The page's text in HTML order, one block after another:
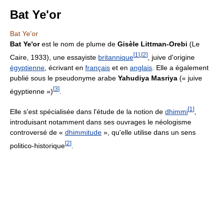
Bat Ye'or
Bat Ye'or
Bat Ye'orest le nom de plume de Gisèle Littman-Orebi (Le
Caire, 1933), une essayiste britannique[1 ] [2]
, juive d'origine
égyptienne , écrivant en français et en anglais . Elle a également
publié sous le pseudonyme arabe Yahudiya Masriya (« juive
égyptienne »)[3]
Elle s'est spécialisée dans l'étude de la notion de dhimmi[1 ]
introduisant notamment dans ses ouvrages le néologisme
controversé de « dhimmitude », qu'elle utilise dans un sens
politico-historique[2]